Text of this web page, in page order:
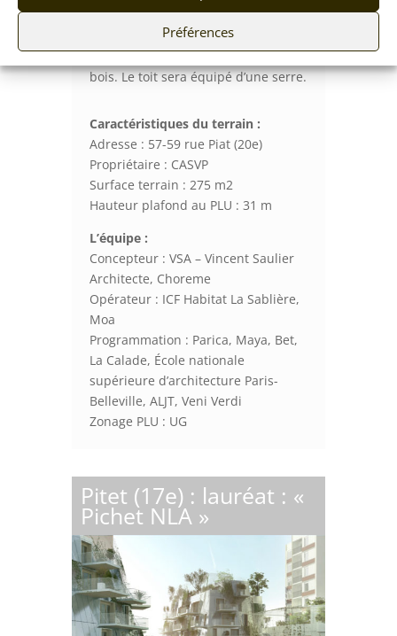
Préférences
la gestation, pionniers et acteurs
enthousiastes de valeurs
innovantes. La structure sera en
bois. Le toit sera équipé d’une serre.
Caractéristiques du terrain :
Adresse : 57-59 rue Piat (20e)
Propriétaire : CASVP
Surface terrain : 275 m2
Hauteur plafond au PLU : 31 m
L’équipe :
Concepteur : VSA – Vincent Saulier
Architecte, Choreme
Opérateur : ICF Habitat La Sablière,
Moa
Programmation : Parica, Maya, Bet,
La Calade, École nationale
supérieure d’architecture Paris-
Belleville, ALJT, Veni Verdi
Zonage PLU : UG
Pitet (17e) : lauréat : «
Pichet NLA »